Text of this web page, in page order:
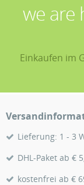
we are
Einkaufen im
Lieferung: 1 - 3
DHL-Paket ab €
kostenfrei ab €